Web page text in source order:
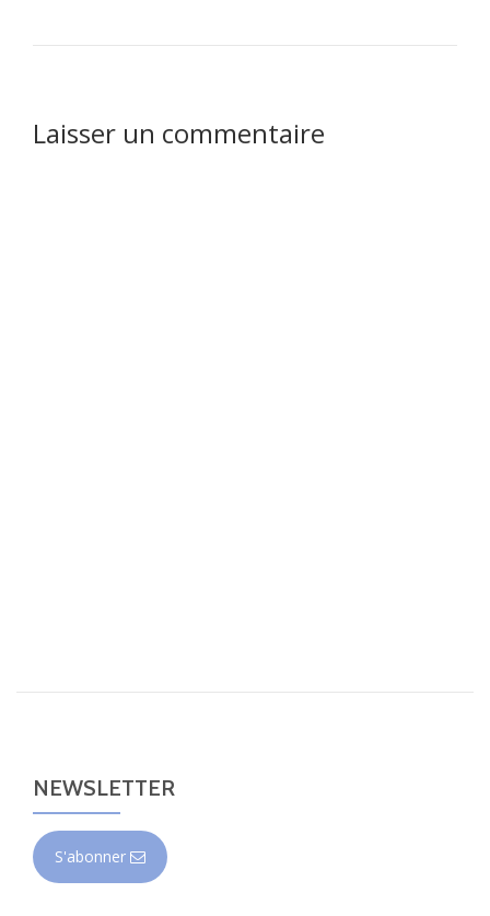
Laisser un commentaire
NEWSLETTER
S'abonner